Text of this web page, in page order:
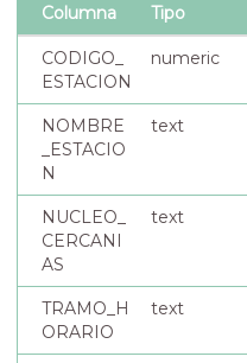
Columna Tipo
CODIGO_
ESTACION
numeric
NOMBRE
_ESTACIO
N
text
NUCLEO_
CERCANI
AS
text
TRAMO_H
ORARIO
text